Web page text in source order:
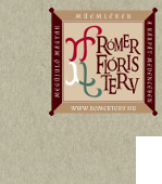
to
content